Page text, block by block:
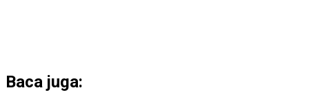
Baca juga: